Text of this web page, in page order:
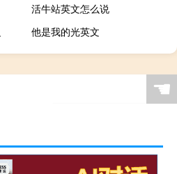
活牛站英文怎么说
他是我的光英文
☚